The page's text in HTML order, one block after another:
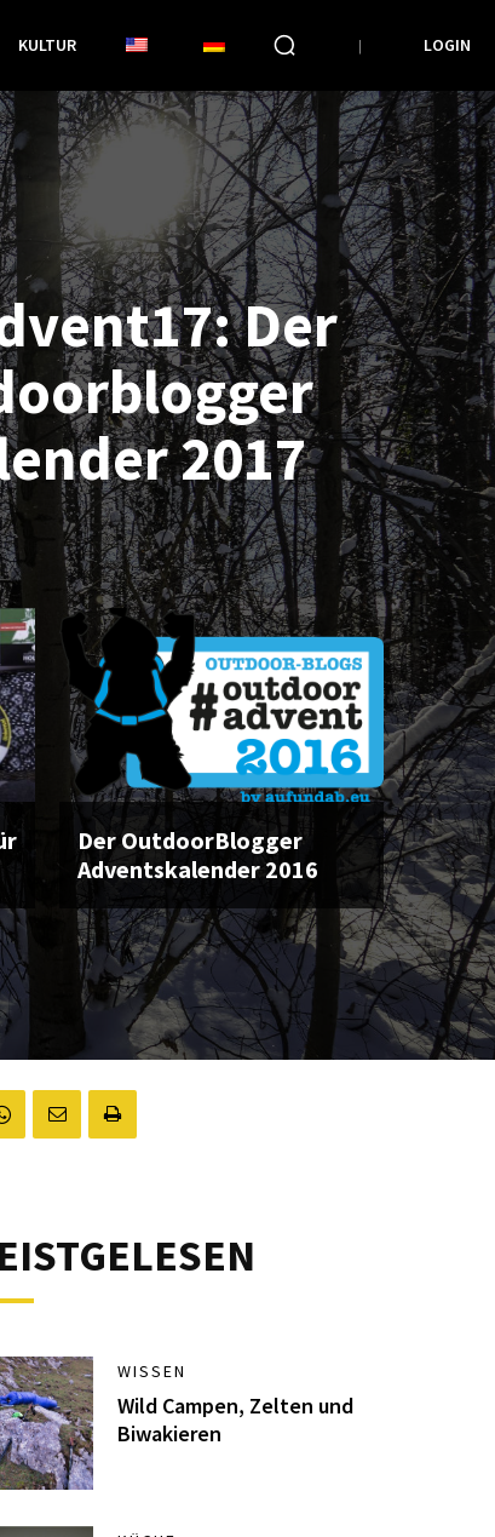
KULTUR LOGIN
Der
2017
Der OutdoorBlogger
Adventskalender 2016
WISSEN
Wild Campen, Zelten und
Biwakieren